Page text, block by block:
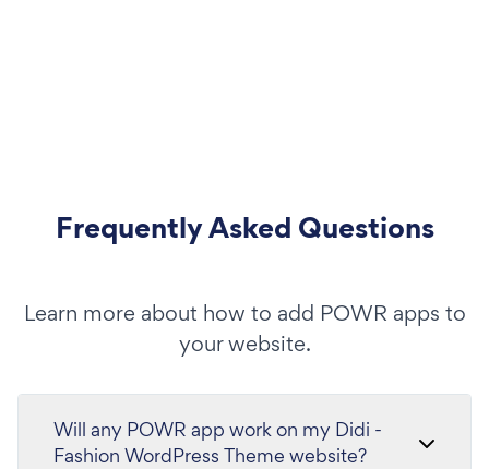
Frequently Asked Questions
Learn more about how to add POWR apps to
your website.
Will any POWR app work on my Didi -
Fashion WordPress Theme website?